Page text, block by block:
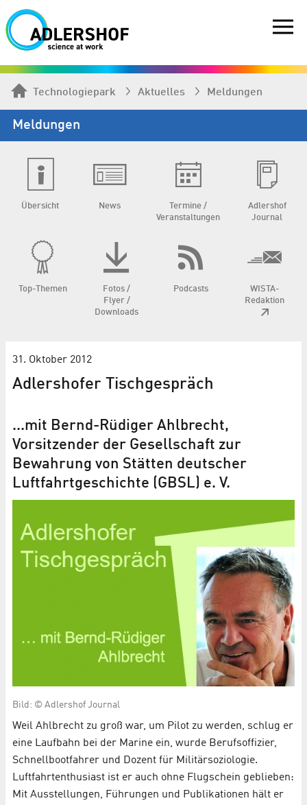
Technologiepark Aktuelles Meldungen
Meldungen
Übersicht News
Termine /
Veranstaltungen
Adlershof
Journal
Top-Themen
Fotos /
Flyer /
Downloads
Podcasts
WISTA-
Redaktion
31. Oktober 2012
Adlershofer Tischgespräch
...mit Bernd-Rüdiger Ahlbrecht,
Vorsitzender der Gesellschaft zur
Bewahrung von Stätten deutscher
Luftfahrtgeschichte (GBSL) e. V.
Bild: © Adlershof Journal
Weil Ahlbrecht zu groß war, um Pilot zu werden, schlug er
eine Laufbahn bei der Marine ein, wurde Berufsoffizier,
Schnellbootfahrer und Dozent für Militärsoziologie.
Luftfahrtenthusiast ist er auch ohne Flugschein geblieben:
Mit Ausstellungen, Führungen und Publikationen hält er